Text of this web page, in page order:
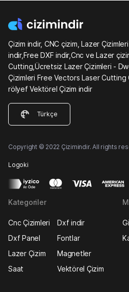
Çizim indir, CNC çizim, Lazer
indir,Free DXF indir,Cnc ve Lazer
Cutting,Ücretsiz Lazer Çizimleri -
Çizimleri Free Vectors Laser Cutting
rölyef Vektörel Çizim indir
Türkçe
Copyright © 2022 Çizimindir. All rights
Logoki
Kategoriler
Cnc Çizimleri
Dxf indir
Dxf Panel
Fontlar
Lazer Çizim
Magnetler
Saat
Vektörel Çizim